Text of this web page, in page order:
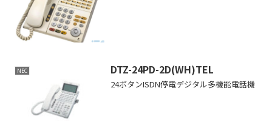
NEC DTZ-24PD-2D(WH)TEL
24ボタンISDN停電デジタル多機能電話機